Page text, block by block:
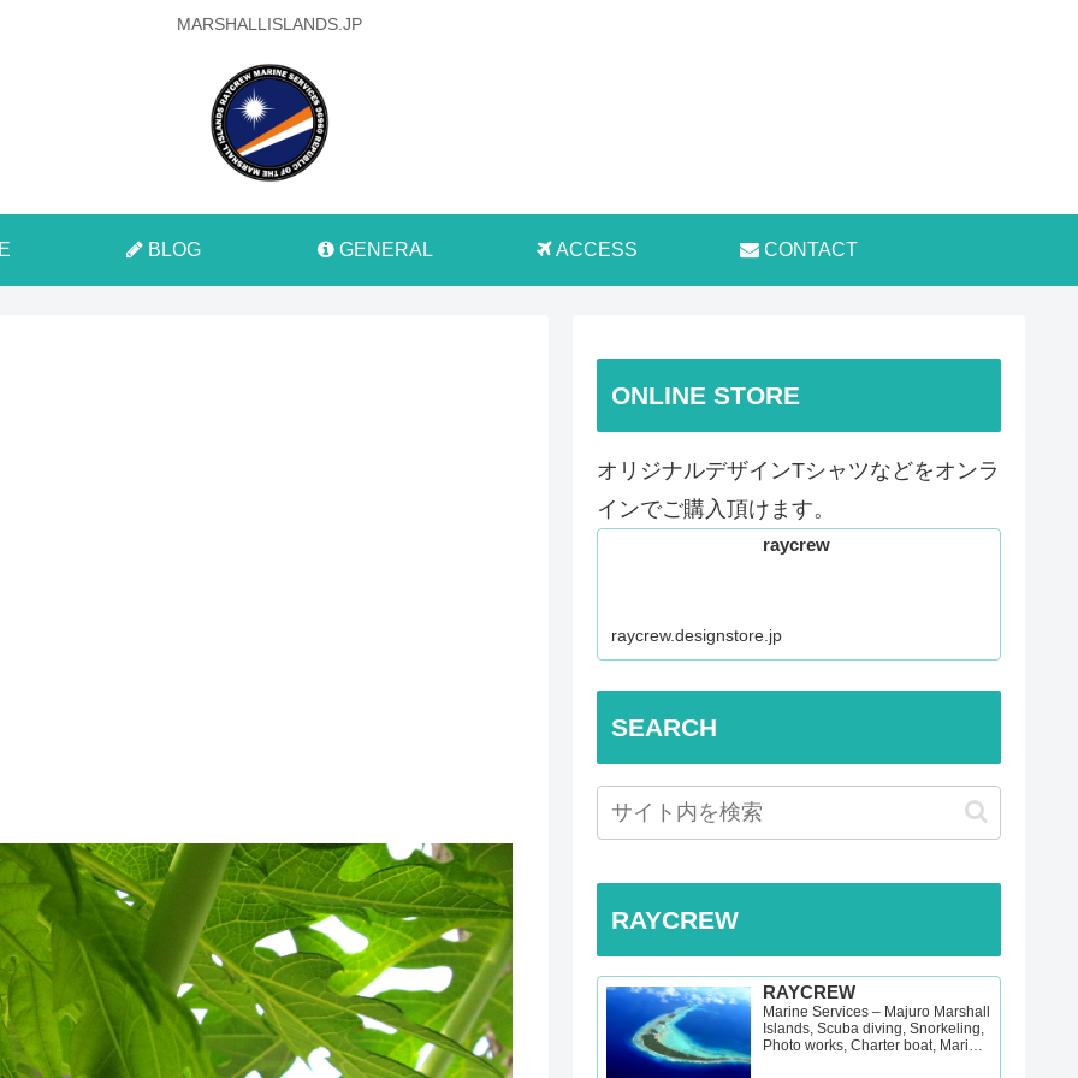
MARSHALLISLANDS.JP
BLOG GENERAL ACCESS CONTACT
ONLINE STORE
オリジナルデザインTシャツなどをオンラ
インでご購入頂けます。
raycrew
raycrew.designstore.jp
SEARCH
RAYCREW
RAYCREW
Marine Services – Majuro Marshall
Islands, Scuba diving, Snorkeling,
Photo works, Charter boat, Marine